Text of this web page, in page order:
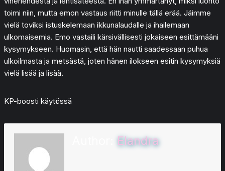
toimi niin, mutta emon vastaus riitti minulle tällä erää. Jäimme
vielä toviksi istuskelemaan ikkunalaudalle ja ihailemaan
ulkomaisemia. Emo vastaili kärsivällisesti jokaiseen esittämääni
kysymykseen. Huomasin, että hän nautti saadessaan puhua
ulkoilmasta ja metsästä, joten hänen ilokseen esitin kysymyksiä
vielä lisää ja lisää.
KP-boosti käytössä
Elandra